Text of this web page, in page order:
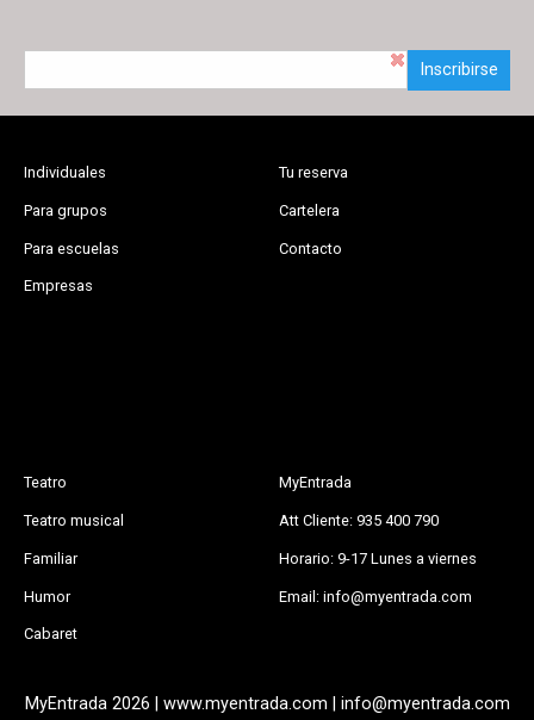
Inscribirse
Individuales
Para grupos
Para escuelas
Empresas
Tu reserva
Cartelera
Contacto
Teatro
Teatro musical
Familiar
Humor
Cabaret
MyEntrada
Att Cliente: 935 400 790
Horario: 9-17 Lunes a viernes
Email: info@myentrada.com
MyEntrada 2026 | www.myentrada.com | info@myentrada.com